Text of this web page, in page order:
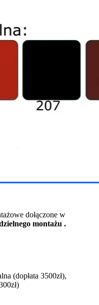
dołączone w
montażu .
(dopłata 3500zł),